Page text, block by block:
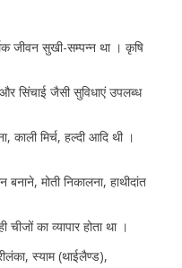
जीवन सुखी-सम्पन्न था । कृषि
सिंचाई जैसी सुविधाएं उपलब्ध
काली मिर्च, हल्दी आदि थी ।
मोती निकालना, हाथीदांत
का व्यापार होता था ।
स्याम (थाईलैण्ड),